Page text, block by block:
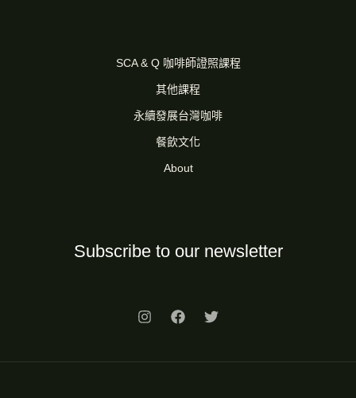
SCA & Q 咖啡師證照課程
其他課程
永續發展台灣咖啡
餐飲文化
About
Subscribe to our newsletter